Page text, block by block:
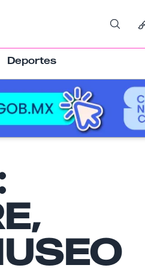
Deportes